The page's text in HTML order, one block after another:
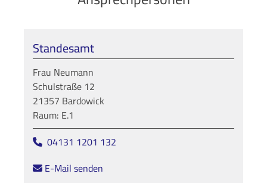
Standesamt
Frau Neumann
Schulstraße 12
21357 Bardowick
Raum: E.1
04131 1201 132
E-Mail senden